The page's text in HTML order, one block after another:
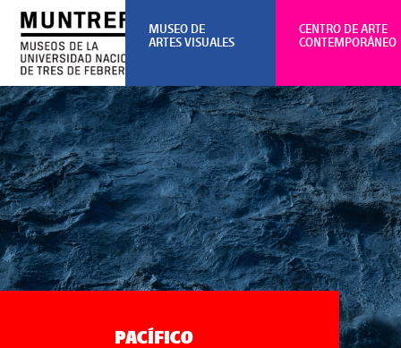
PACÍFICO
CENTRO DE ARTE
CONTEMPORÁNEO
MUSEO DE
ARTES VISUALES